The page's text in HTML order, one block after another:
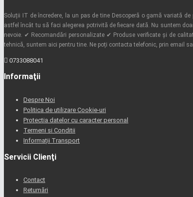
Soluții IT de încredere, la un pas de tine Descoperă o gamă variată
astfel încât tu să faci alegerea potrivită de fiecare dată. Nu suntem
nevoie. ✔ Recomandări personalizate ✔ Produse verificate și de
tehnică, suntem aici pentru tine. Ne poți contacta telefonic, prin email
0733088041
Informaţii
Despre Noi
Politica de utilizare Cookie-uri
Protectia datelor cu caracter personal
Termeni si Conditii
Informații Transport
Servicii Clienţi
Contact
Returnări